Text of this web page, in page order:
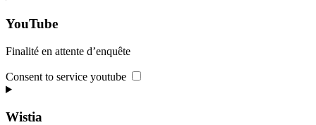
YouTube
Finalité en attente d’enquête
Consent to service youtube
Wistia